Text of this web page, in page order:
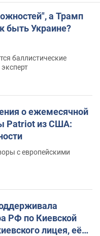
а Трамп
быть Украине?
баллистические
о ежемесячной
Patriot из США:
с европейскими
РФ по Киевской
лицея, её